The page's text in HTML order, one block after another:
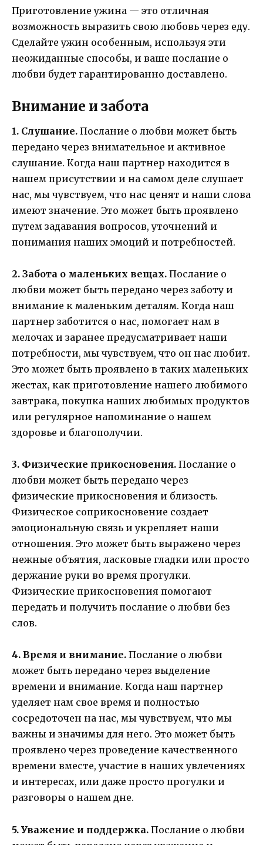
Приготовление ужина — это отличная
возможность выразить свою любовь через еду.
Сделайте ужин особенным, используя эти
неожиданные способы, и ваше послание о
любви будет гарантированно доставлено.
Внимание и забота
1. Слушание. Послание о любви может быть
передано через внимательное и активное
слушание. Когда наш партнер находится в
нашем присутствии и на самом деле слушает
нас, мы чувствуем, что нас ценят и наши слова
имеют значение. Это может быть проявлено
путем задавания вопросов, уточнений и
понимания наших эмоций и потребностей.
2. Забота о маленьких вещах. Послание о
любви может быть передано через заботу и
внимание к маленьким деталям. Когда наш
партнер заботится о нас, помогает нам в
мелочах и заранее предусматривает наши
потребности, мы чувствуем, что он нас любит.
Это может быть проявлено в таких маленьких
жестах, как приготовление нашего любимого
завтрака, покупка наших любимых продуктов
или регулярное напоминание о нашем
здоровье и благополучии.
3. Физические прикосновения. Послание о
любви может быть передано через
физические прикосновения и близость.
Физическое соприкосновение создает
эмоциональную связь и укрепляет наши
отношения. Это может быть выражено через
нежные объятия, ласковые гладки или просто
держание руки во время прогулки.
Физические прикосновения помогают
передать и получить послание о любви без
слов.
4. Время и внимание. Послание о любви
может быть передано через выделение
времени и внимание. Когда наш партнер
уделяет нам свое время и полностью
сосредоточен на нас, мы чувствуем, что мы
важны и значимы для него. Это может быть
проявлено через проведение качественного
времени вместе, участие в наших увлечениях
и интересах, или даже просто прогулки и
разговоры о нашем дне.
5. Уважение и поддержка. Послание о любви